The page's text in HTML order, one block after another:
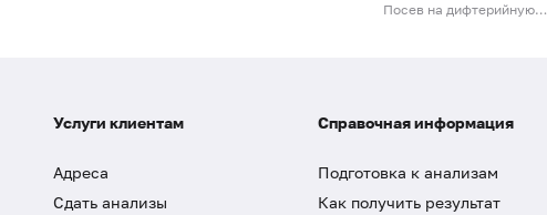
Посев на дифтерийную палочку (Corynebacterium diphtheriae)
Услуги клиентам
Адреса
Сдать анализы
Справочная информация
Подготовка к анализам
Как получить результат